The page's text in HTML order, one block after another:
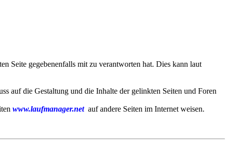
Seite gegebenenfalls mit zu verantworten hat. Dies kann laut
auf die Gestaltung und die Inhalte der gelinkten Seiten und Foren
www.laufmanager.net auf andere Seiten im Internet weisen.